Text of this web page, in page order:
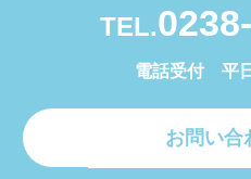
TEL.
電話受付 平
お問い合